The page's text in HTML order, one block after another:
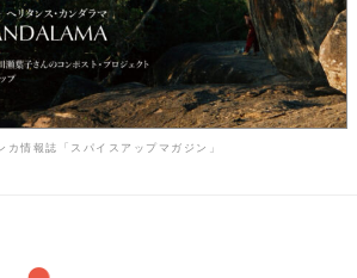
カ情報誌「スパイスアップマガジン」